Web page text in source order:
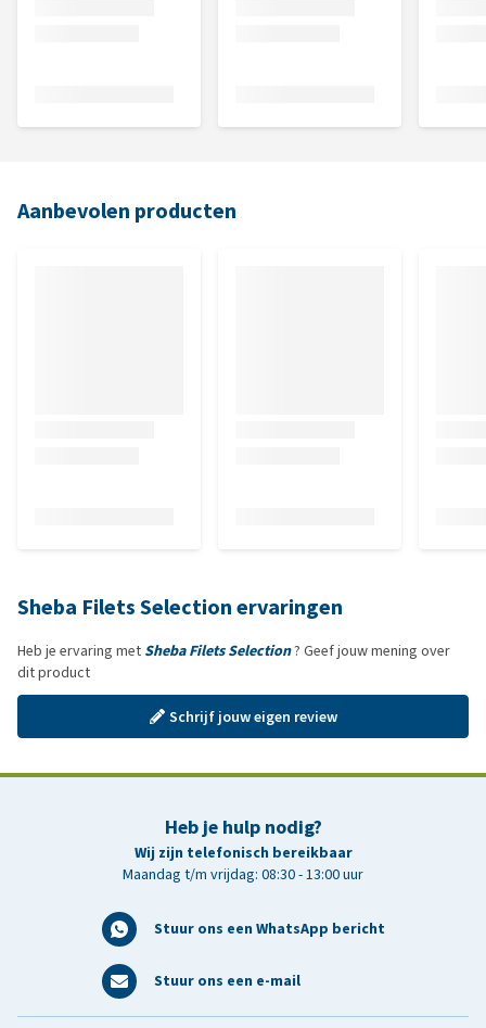
Aanbevolen producten
Sheba Filets Selection ervaringen
Heb je ervaring met Sheba Filets Selection? Geef jouw mening over
dit product
Schrijf jouw eigen review
Heb je hulp nodig?
Wij zijn telefonisch bereikbaar
Maandag t/m vrijdag: 08:30 - 13:00 uur
Stuur ons een WhatsApp bericht
Stuur ons een e-mail